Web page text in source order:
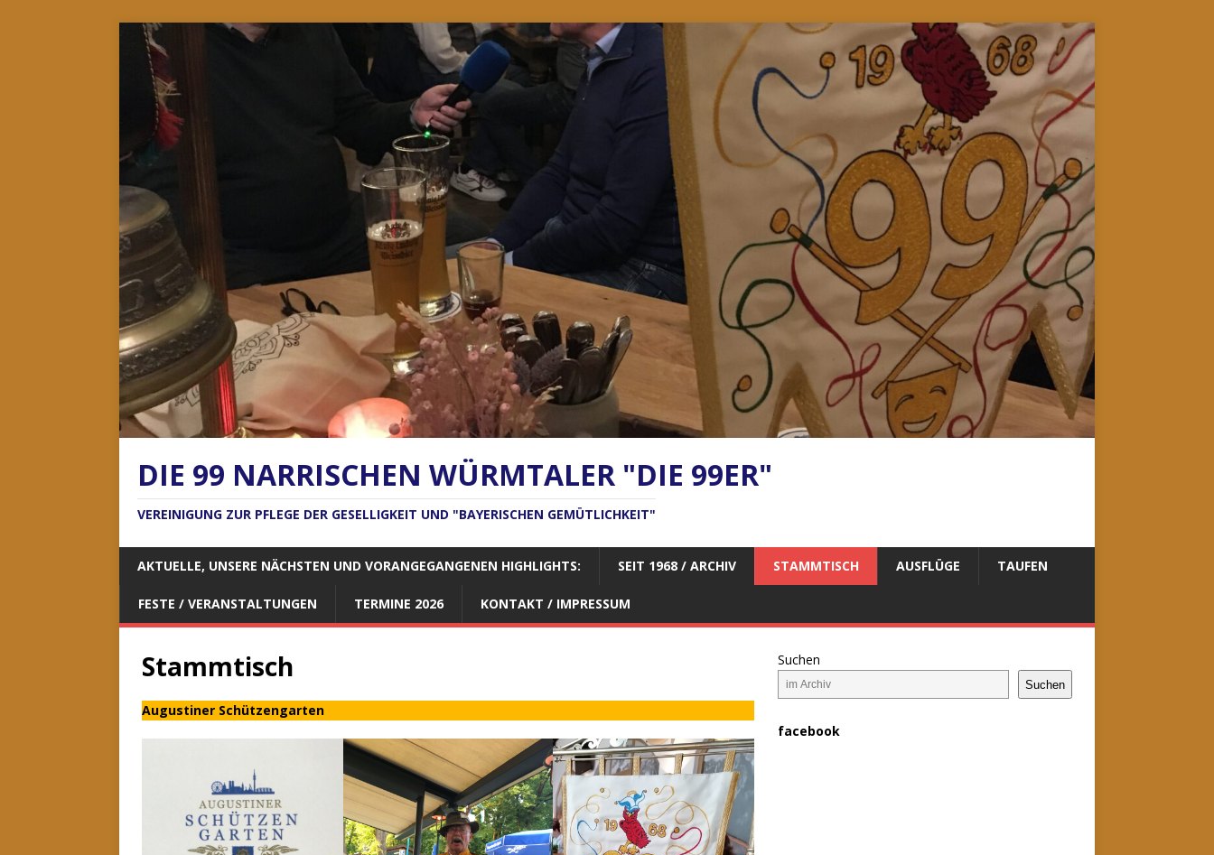
DIE 99 NARRISCHEN WÜRMTALER "DIE 99ER"
VEREINIGUNG ZUR PFLEGE DER GESELLIGKEIT UND "BAYERISCHEN GEMÜTLICHKEIT"
AKTUELLE, UNSERE NÄCHSTEN UND VORANGEGANGENEN HIGHLIGHTS: SEIT 1968 / ARCHIV STAMMTISCH AUSFLÜGE TAUFEN
FESTE / VERANSTALTUNGEN TERMINE 2026 KONTAKT / IMPRESSUM
Stammtisch
Augustiner Schützengarten
Suchen
Suchen
facebook